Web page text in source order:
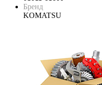
Бренд
KOMATSU